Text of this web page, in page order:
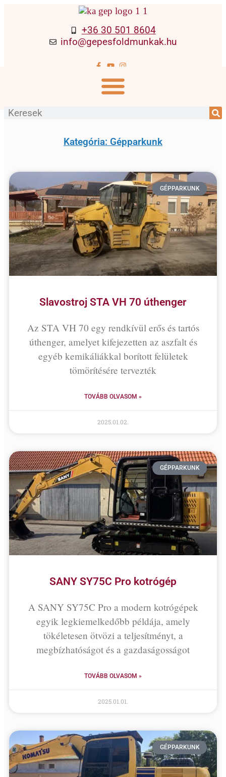
+36 30 501 8604
info@gepesfoldmunkak.hu
Kategória: Gépparkunk
GÉPPARKUNK
Slavostroj STA VH 70 úthenger
Az STA VH 70 egy rendkívül erős és tartós
úthenger, amelyet kifejezetten az aszfalt és
egyéb kemikáliákkal borított felületek
tömörítésére tervezték
TOVÁBB OLVASOM »
2025.01.02.
GÉPPARKUNK
SANY SY75C Pro kotrógép
A SANY SY75C Pro a modern kotrógépek
egyik legkiemelkedőbb példája, amely
tökéletesen ötvözi a teljesítményt, a
megbízhatóságot és a gazdaságosságot
TOVÁBB OLVASOM »
2025.01.01.
GÉPPARKUNK